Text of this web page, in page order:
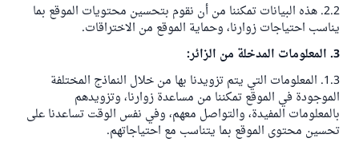
2.2. هذه البيانات تمكننا من أن نقوم بتحسين محتويات الموقع بما
يناسب احتياجات زوارنا، وحماية الموقع من الاختراقات.
3. المعلومات المدخلة من الزائر:
1.3. المعلومات التي يتم تزويدنا بها من خلال النماذج المختلفة
الموجودة في الموقع تمكننا من مساعدة زوارنا، وتزويدهم
بالمعلومات المفيدة، والتواصل معهم، وفي نفس الوقت تساعدنا على
تحسين محتوى الموقع بما يتناسب مع احتياجاتهم.